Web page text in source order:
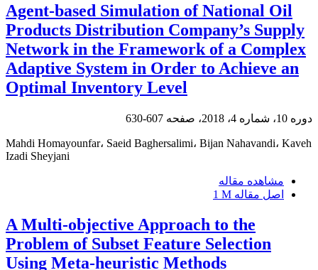
Agent-based Simulation of National Oil
Products Distribution Company’s Supply
Network in the Framework of a Complex
Adaptive System in Order to Achieve an
Optimal Inventory Level
دوره 10، شماره 4، 2018، صفحه 607-630
Mahdi Homayounfar، Saeid Baghersalimi، Bijan Nahavandi، Kaveh
Izadi Sheyjani
مشاهده مقاله
اصل مقاله 1 M
A Multi-objective Approach to the
Problem of Subset Feature Selection
Using Meta-heuristic Methods